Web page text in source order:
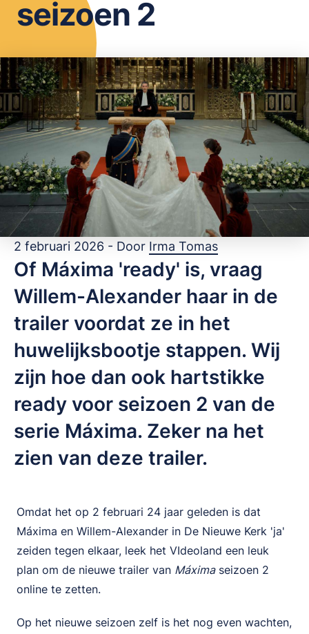
OPSLAAN
seizoen 2
2 februari 2026 - Door Irma Tomas
Of Máxima 'ready' is, vraag
Willem-Alexander haar in de
trailer voordat ze in het
huwelijksbootje stappen. Wij
zijn hoe dan ook hartstikke
ready voor seizoen 2 van de
serie Máxima. Zeker na het
zien van deze trailer.
Omdat het op 2 februari 24 jaar geleden is dat
Máxima en Willem-Alexander in De Nieuwe Kerk 'ja'
zeiden tegen elkaar, leek het VIdeoland een leuk
plan om de nieuwe trailer van Máximaseizoen 2
online te zetten.
Op het nieuwe seizoen zelf is het nog even wachten,